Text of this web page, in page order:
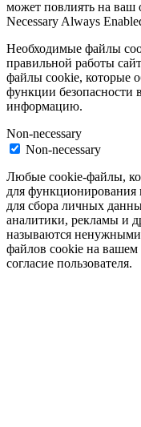
может повлиять на ваш
Necessary Always
Необходимые файлы
правильной работы
файлы cookie, которые
функции безопасности
информацию.
Non-necessary
Non-necessary
Любые cookie-файлы,
для функционирования
для сбора личных
аналитики, рекламы и
называются
файлов cookie на вашем
согласие пользователя.